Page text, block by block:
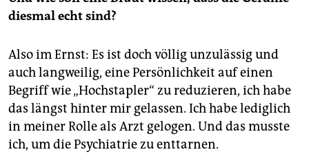
Spiegel bis Ende 1988 einen monatlichen
„Verdienstausfall“ von 5.700 Mark. Dieses Geld
jedoch Insolvenz anmelden musste.
diesmal echt sind?
Also im Ernst: Es ist doch völlig unzulässig und
auch langweilig, eine Persönlichkeit auf einen
Begriff wie „Hochstapler“ zu reduzieren, ich habe
das längst hinter mir gelassen. Ich habe lediglich
in meiner Rolle als Arzt gelogen. Und das musste
ich, um die Psychiatrie zu enttarnen.